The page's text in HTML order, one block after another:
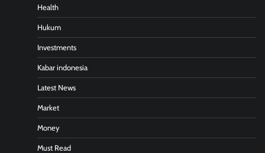
Health
Hukum
Investments
Kabar indonesia
Latest News
Market
Money
Must Read